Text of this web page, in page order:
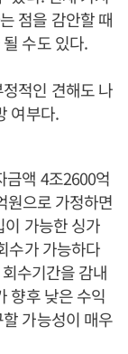
점을 감안할 때
수도 있다.
적인 견해도 나
여부다.
금액 4조2600억
원으로 가정하면
가능한 싱가
수가 가능하다
수기간을 감내
향후 낮은 수익
가능성이 매우